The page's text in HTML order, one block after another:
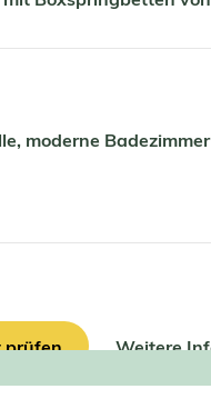
moderne Badezimmer
prüfen Weitere